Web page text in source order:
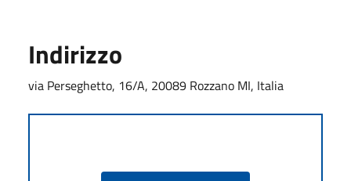
Indirizzo
via Perseghetto, 16/A, 20089 Rozzano MI, Italia